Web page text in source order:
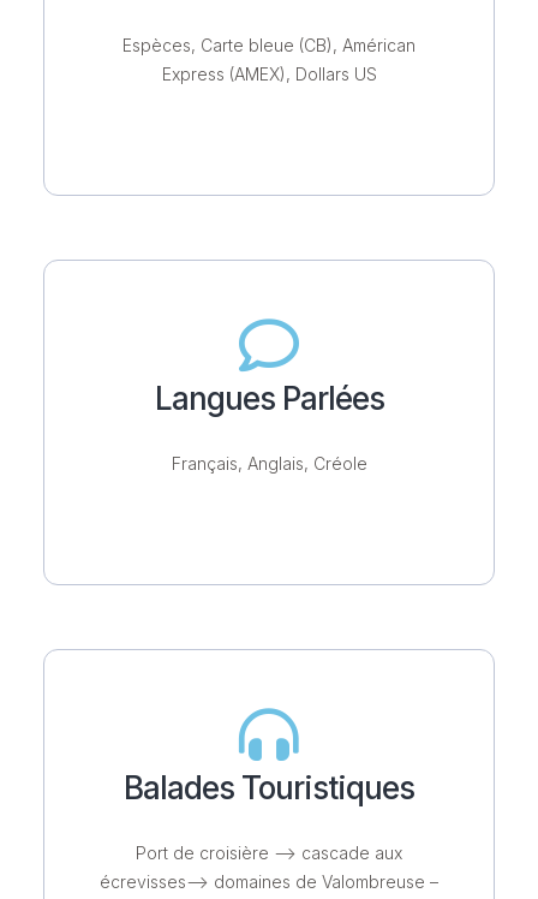
Espèces, Carte bleue (CB), Américan
Express (AMEX), Dollars US
Langues Parlées
Français, Anglais, Créole
Balades Touristiques
Port de croisière –> cascade aux
écrevisses–> domaines de Valombreuse –